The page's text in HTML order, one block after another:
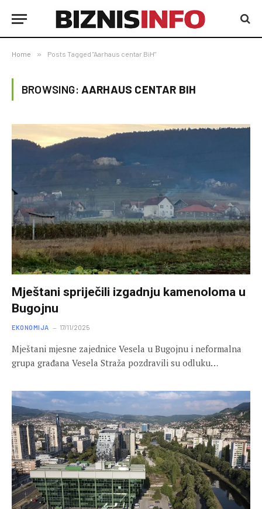
Home » Posts Tagged "Aarhaus centar BiH"
BROWSING: AARHAUS CENTAR BIH
Mještani spriječili izgadnju kamenoloma u
Bugojnu
EKONOMIJA 17/11/2025
Mještani mjesne zajednice Vesela u Bugojnu i neformalna
grupa građana Vesela Straža pozdravili su odluku…